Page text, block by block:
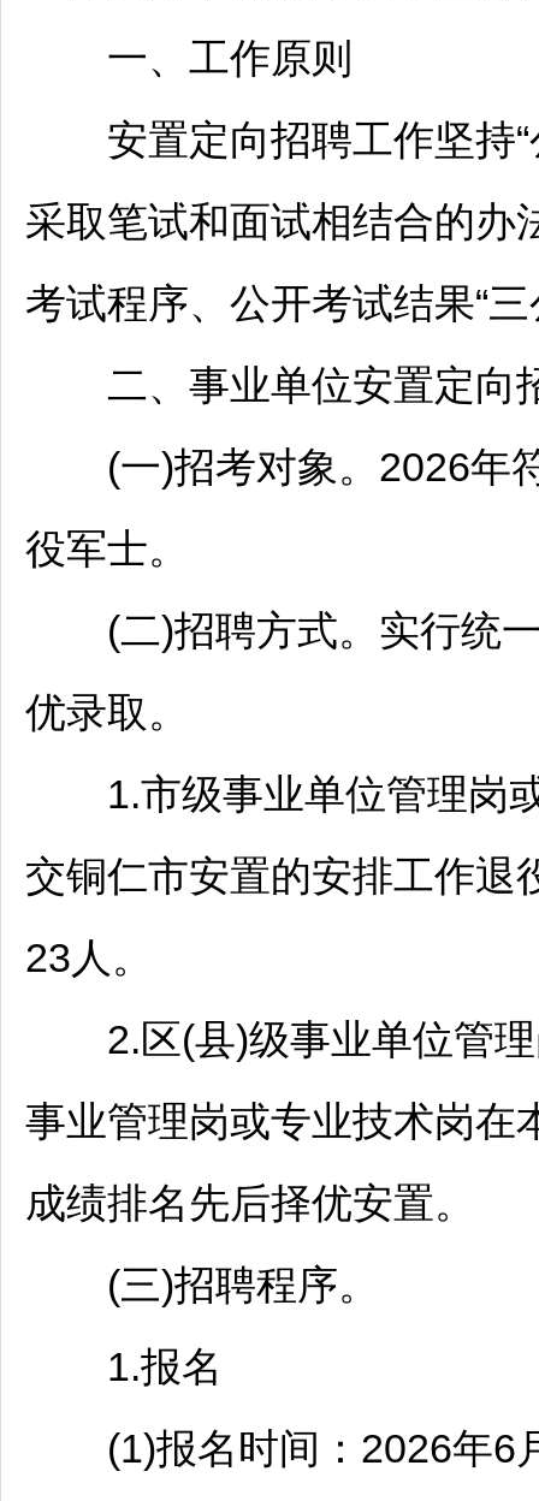
一、工作原则
安置定向招聘工作坚持
采取笔试和面试相结合的办
考试程序、公开考试结果“
二、 事业单位安置定向
(一)招考对象。2026年
役军士。
(二)招聘方式。实行统
优录取。
1.市级事业单位管理岗
交铜仁市安置的安排工作退
23人。
2.区(县)级事业单位管
事业管理岗或专业技术岗在
成绩排名先后择优安置。
(三)招聘程序。
1.报名
(1)报名时间：2026年6